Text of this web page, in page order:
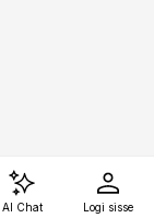
AI Chat Logi sisse